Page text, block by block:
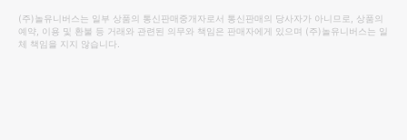
높
은
순
동
영
상
(주)놀유니버스는 일부 상품의 통신판매중개자로서 통신판매의 당사자가 아니므로, 상품의
예약, 이용 및 환불 등 거래와 관련된 의무와 책임은 판매자에게 있으며 (주)놀유니버스는 일
체 책임을 지지 않습니다.